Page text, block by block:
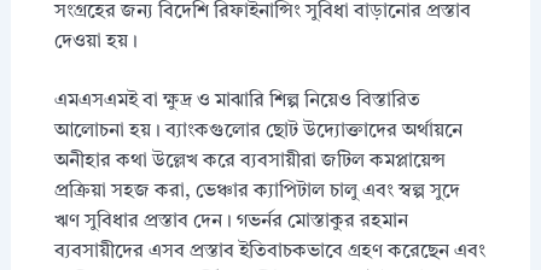
সংগ্রহের জন্য বিদেশি রিফাইনান্সিং সুবিধা বাড়ানোর প্রস্তাব
দেওয়া হয়।
এমএসএমই বা ক্ষুদ্র ও মাঝারি শিল্প নিয়েও বিস্তারিত
আলোচনা হয়। ব্যাংকগুলোর ছোট উদ্যোক্তাদের অর্থায়নে
অনীহার কথা উল্লেখ করে ব্যবসায়ীরা জটিল কমপ্লায়েন্স
প্রক্রিয়া সহজ করা, ভেঞ্চার ক্যাপিটাল চালু এবং স্বল্প সুদে
ঋণ সুবিধার প্রস্তাব দেন। গভর্নর মোস্তাকুর রহমান
ব্যবসায়ীদের এসব প্রস্তাব ইতিবাচকভাবে গ্রহণ করেছেন এবং